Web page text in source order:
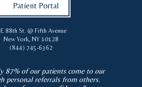
Patient Portal
88th St. @ Fifth Avenue
New York, NY 10128
(844) 745-6362
87% of our patients come to our
personal referrals from others.